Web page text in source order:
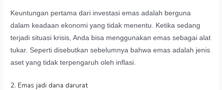
Keuntungan pertama dari investasi emas adalah berguna
dalam keadaan ekonomi yang tidak menentu. Ketika sedang
terjadi situasi krisis, Anda bisa menggunakan emas sebagai alat
tukar. Seperti disebutkan sebelumnya bahwa emas adalah jenis
aset yang tidak terpengaruh oleh inflasi.
2. Emas jadi dana darurat